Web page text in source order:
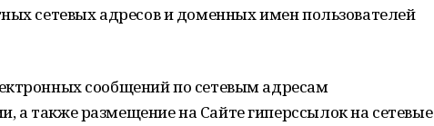
сетевых адресов и доменных имен пользователей
сообщений по сетевым адресам
а также размещение на Сайте гиперссылок на сетевые